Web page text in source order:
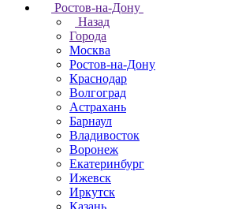
Ростов-на-Дону
Назад
Города
Москва
Ростов-на-Дону
Краснодар
Волгоград
Астрахань
Барнаул
Владивосток
Воронеж
Екатеринбург
Ижевск
Иркутск
Казань